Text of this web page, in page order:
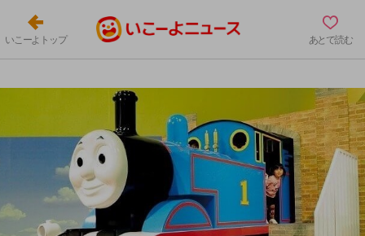
いこーよトップ あとで読む